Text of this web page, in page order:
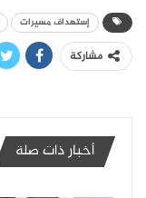
إستهداف مسيرات
مشاركة
أخبار ذات صلة